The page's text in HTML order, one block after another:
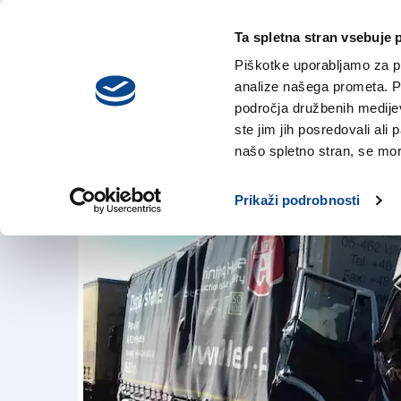
Ta spletna stran vsebuje
Piškotke uporabljamo za
analize našega prometa.
področja družbenih
ste jim jih posredovali ali
našo spletno stran, se
Prikaži podrobnosti
četrtek,
6. avgusta 2026
Avtocesto A4 so
8. mar. 2018 | 16:19